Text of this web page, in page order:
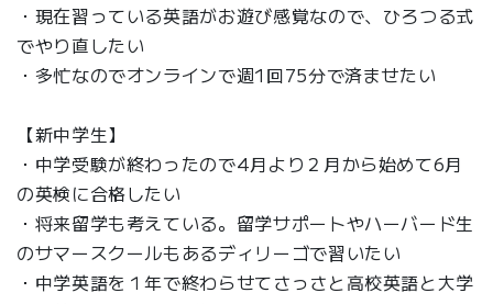
・現在習っている英語がお遊び感覚なので、ひろつる式
でやり直したい
・多忙なのでオンラインで週1回75分で済ませたい
【新中学生】
・中学受験が終わったので4月より２月から始めて6月
の英検に合格したい
・将来留学も考えている。留学サポートやハーバード生
のサマースクールもあるディリーゴで習いたい
・中学英語を１年で終わらせてさっさと高校英語と大学